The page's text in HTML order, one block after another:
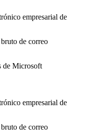
empresarial de
de correo
de Microsoft
empresarial de
de correo